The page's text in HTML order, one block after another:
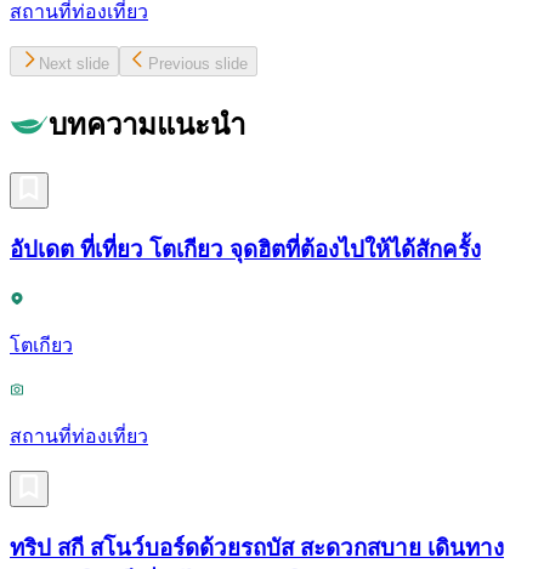
สถานที่ท่องเที่ยว
Next slide Previous slide
บทความแนะนำ
อัปเดต ที่เที่ยว โตเกียว จุดฮิตที่ต้องไปให้ได้สักครั้ง
โตเกียว
สถานที่ท่องเที่ยว
ทริป สกี สโนว์บอร์ดด้วยรถบัส สะดวกสบาย เดินทาง